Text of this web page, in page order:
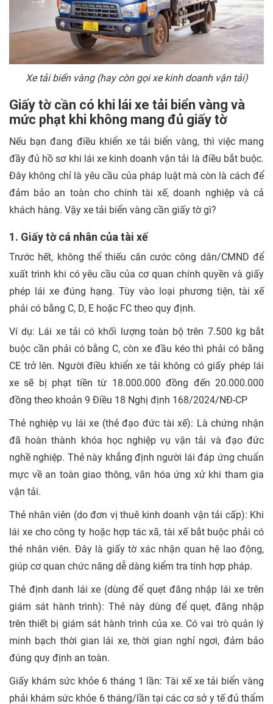
Xe tải biển vàng (hay còn gọi xe kinh doanh vận tải)
Giấy tờ cần có khi lái xe tải biển vàng và
mức phạt khi không mang đủ giấy tờ
Nếu bạn đang điều khiển xe tải biển vàng, thì việc mang
đầy đủ hồ sơ khi lái xe kinh doanh vận tải là điều bắt buộc.
Đây không chỉ là yêu cầu của pháp luật mà còn là cách để
đảm bảo an toàn cho chính tài xế, doanh nghiệp và cả
khách hàng. Vậy xe tải biển vàng cần giấy tờ gì?
1. Giấy tờ cá nhân của tài xế
Trước hết, không thể thiếu căn cước công dân/CMND để
xuất trình khi có yêu cầu của cơ quan chính quyền và giấy
phép lái xe đúng hạng. Tùy vào loại phương tiện, tài xế
phải có bằng C, D, E hoặc FC theo quy định.
Ví dụ: Lái xe tải có khối lượng toàn bộ trên 7.500 kg bắt
buộc cần phải có bằng C, còn xe đầu kéo thì phải có bằng
CE trở lên. Người điều khiển xe tải không có giấy phép lái
xe sẽ bị phạt tiền từ 18.000.000 đồng đến 20.000.000
đồng theo khoản 9 Điều 18 Nghị định 168/2024/NĐ-CP
Thẻ nghiệp vụ lái xe (thẻ đạo đức tài xế): Là chứng nhận
đã hoàn thành khóa học nghiệp vụ vận tải và đạo đức
nghề nghiệp. Thẻ này khẳng định người lái đáp ứng chuẩn
mực về an toàn giao thông, văn hóa ứng xử khi tham gia
vận tải.
Thẻ nhân viên (do đơn vị thuê kinh doanh vận tải cấp): Khi
lái xe cho công ty hoặc hợp tác xã, tài xế bắt buộc phải có
thẻ nhân viên. Đây là giấy tờ xác nhận quan hệ lao động,
giúp cơ quan chức năng dễ dàng kiểm tra tính hợp pháp.
Thẻ định danh lái xe (dùng để quẹt đăng nhập lái xe trên
giám sát hành trình):Thẻ này dùng để quẹt, đăng nhập
trên thiết bị giám sát hành trình của xe. Có vai trò quản lý
minh bạch thời gian lái xe, thời gian nghỉ ngơi, đảm bảo
đúng quy định an toàn.
Giấy khám sức khỏe 6 tháng 1 lần: Tài xế xe tải biển vàng
phải khám sức khỏe 6 tháng/lần tại các cơ sở y tế đủ thẩm